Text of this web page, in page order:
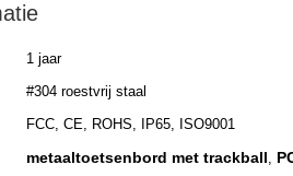
1 jaar
#304 roestvrij staal
FCC, CE, ROHS, IP65, ISO9001
metaaltoetsenbord met trackball,